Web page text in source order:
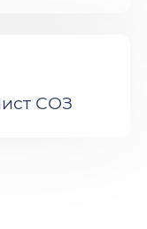
СОЗ